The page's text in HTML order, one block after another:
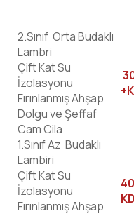
2.Sınıf Orta Budaklı
Lambri
Çift Kat Su
İzolasyonu
Fırınlanmış Ahşap
Dolgu ve Şeffaf
Cam Cila
1.Sınıf Az Budaklı
Lambiri
Çift Kat Su
İzolasyonu
Fırınlanmış Ahşap